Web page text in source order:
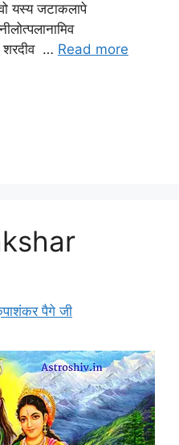
पातु वो यस्य जटाकलापे
… Read more
पैगे जी